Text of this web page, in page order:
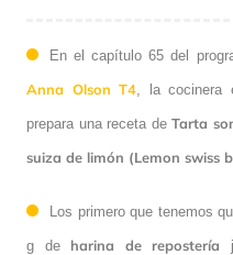
En el capítulo 65 del
Anna Olson T4 , la
prepara una receta deTarta
suiza de limón (Lemon swiss
Los primero que tenemos
g de harina de repostería